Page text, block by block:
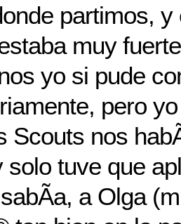
partimos,
muy
yo si pude
pero
Scouts nos
solo tuve que
a Olga